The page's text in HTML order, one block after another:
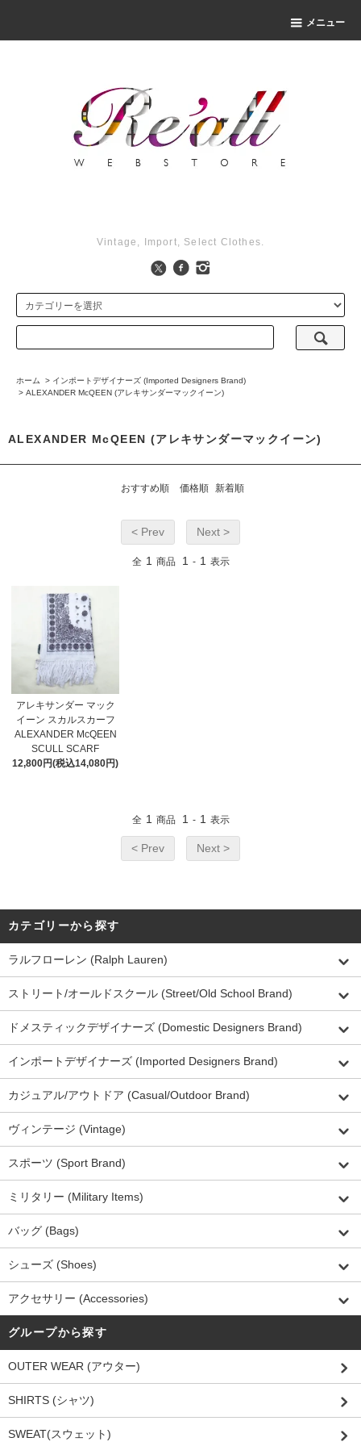
メニュー
Vintage, Import, Select Clothes.
ホーム > インポートデザイナーズ (Imported Designers Brand)
> ALEXANDER McQEEN (アレキサンダーマックイーン)
ALEXANDER McQEEN (アレキサンダーマックイーン)
おすすめ順 価格順 新着順
< Prev Next >
全 1 商品 1 - 1 表示
アレキサンダー マック
イーン スカルスカーフ
ALEXANDER McQEEN
SCULL SCARF
12,800円(税込14,080円)
全 1 商品 1 - 1 表示
< Prev Next >
カテゴリーから探す
ラルフローレン (Ralph Lauren)
ストリート/オールドスクール (Street/Old School Brand)
ドメスティックデザイナーズ (Domestic Designers Brand)
インポートデザイナーズ (Imported Designers Brand)
カジュアル/アウトドア (Casual/Outdoor Brand)
ヴィンテージ (Vintage)
スポーツ (Sport Brand)
ミリタリー (Military Items)
バッグ (Bags)
シューズ (Shoes)
アクセサリー (Accessories)
グループから探す
OUTER WEAR (アウター)
SHIRTS (シャツ)
SWEAT(スウェット)